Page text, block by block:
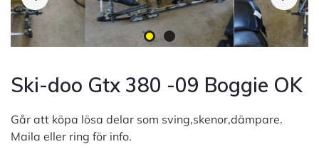
Ski-doo Gtx 380 -09 Boggie OK
Går att köpa lösa delar som sving,skenor,dämpare.
Maila eller ring för info.